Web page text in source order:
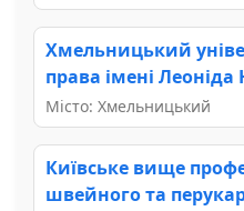
Хмельницький
права імені
Місто: Хмельницький
Київське вище
швейного та